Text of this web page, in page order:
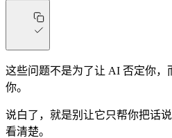
这些问题不是为了让 AI 否定你，
你。
说白了，就是别让它只帮你把话
看清楚。